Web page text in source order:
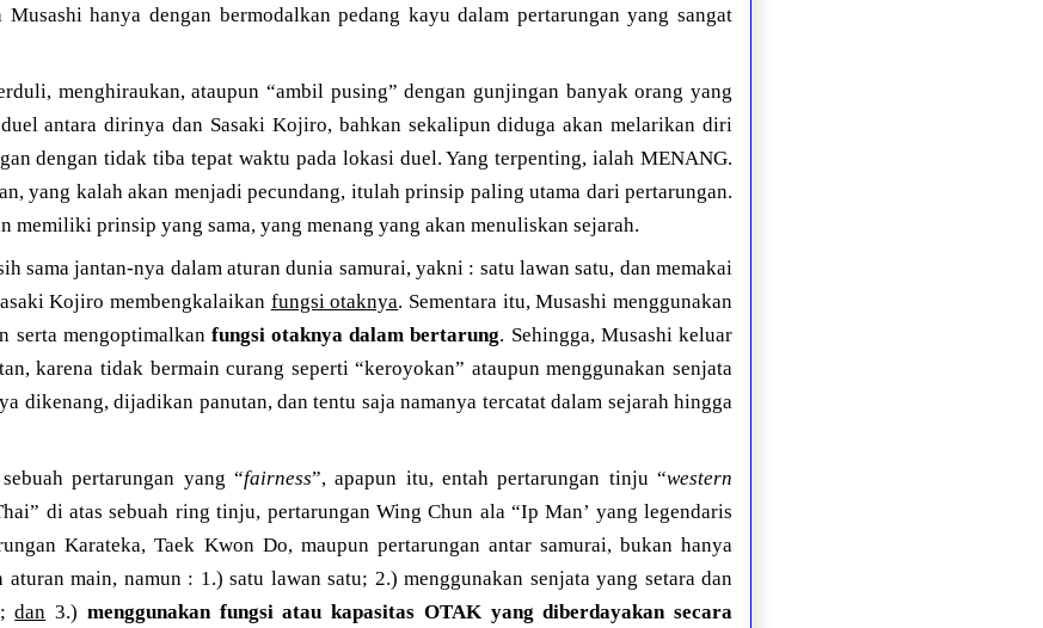
hanya dengan bermodalkan pedang kayu dalam pertarungan yang sangat
menghiraukan, ataupun “ambil pusing” dengan gunjingan banyak orang yang
antara dirinya dan Sasaki Kojiro, bahkan sekalipun diduga akan melarikan diri
dengan tidak tiba tepat waktu pada lokasi duel. Yang terpenting, ialah MENANG.
yang kalah akan menjadi pecundang, itulah prinsip paling utama dari pertarungan.
prinsip yang sama, yang menang yang akan menuliskan sejarah.
sama jantan-nya dalam aturan dunia samurai, yakni : satu lawan satu, dan memakai
Kojiro membengkalaikan fungsi otaknya. Sementara itu, Musashi menggunakan
serta mengoptimalkan fungsi otaknya dalam bertarung. Sehingga, Musashi keluar
karena tidak bermain curang seperti “keroyokan” ataupun menggunakan senjata
dikenang, dijadikan panutan, dan tentu saja namanya tercatat dalam sejarah hingga
pertarungan yang “fairness”, apapun itu, entah pertarungan tinju “western
di atas sebuah ring tinju, pertarungan Wing Chun ala “Ip Man’ yang legendaris
Karateka, Taek Kwon Do, maupun pertarungan antar samurai, bukan hanya
aturan main, namun : 1.) satu lawan satu; 2.) menggunakan senjata yang setara dan
dan 3.) menggunakan fungsi atau kapasitas OTAK yang diberdayakan secara